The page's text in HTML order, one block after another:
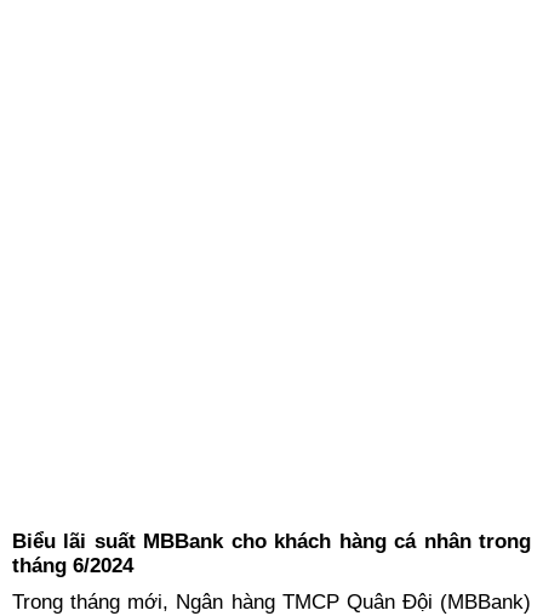
Biểu lãi suất MBBank cho khách hàng cá nhân trong
tháng 6/2024
Trong tháng mới, Ngân hàng TMCP Quân Đội (MBBank)